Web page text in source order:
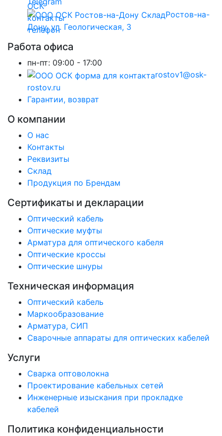
Ростов-на-
Дону, ул. Геологическая, 3
Работа офиса
пн-пт: 09:00 - 17:00
rostov1@osk-
rostov.ru
Гарантии, возврат
О компании
О нас
Контакты
Реквизиты
Склад
Продукция по Брендам
Сертификаты и декларации
Оптический кабель
Оптические муфты
Арматура для оптического кабеля
Оптические кроссы
Оптические шнуры
Техническая информация
Оптический кабель
Маркообразование
Арматура, СИП
Сварочные аппараты для оптических кабелей
Услуги
Сварка оптоволокна
Проектирование кабельных сетей
Инженерные изыскания при прокладке
кабелей
Политика конфиденциальности